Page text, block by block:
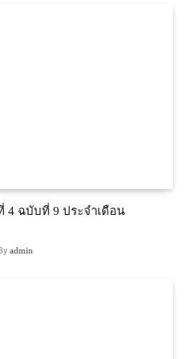
4 ฉบับที่ 9 ประจำเดือน
admin